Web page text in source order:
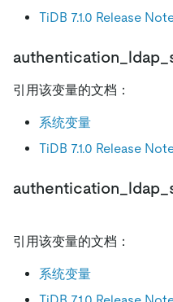
TiDB 7.1.0 Release
引用该变量的文档：
系统变量
TiDB 7.1.0 Release
引用该变量的文档：
系统变量